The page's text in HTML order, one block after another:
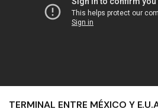
TERMINAL ENTRE MÉXICO Y